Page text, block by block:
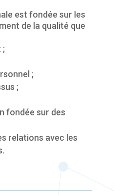
est fondée sur les
de la qualité que
;
;
;
fondée sur des
relations avec les